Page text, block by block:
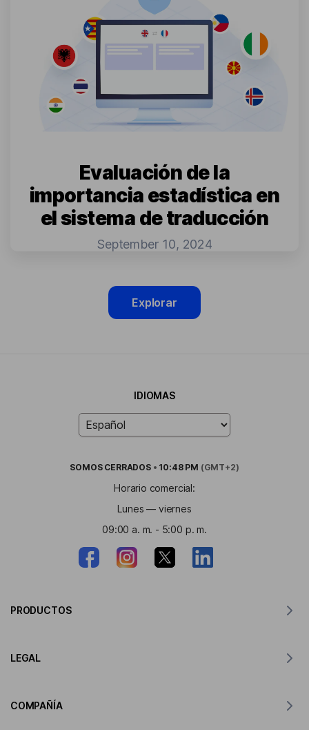
Evaluación de la
importancia estadística en
el sistema de traducción
September 10, 2024
Explorar
IDIOMAS
SOMOS CERRADOS • 10:48 PM (GMT+2)
Horario comercial:
Lunes — viernes
09:00 a. m. - 5:00 p. m.
PRODUCTOS
LEGAL
COMPAÑÍA